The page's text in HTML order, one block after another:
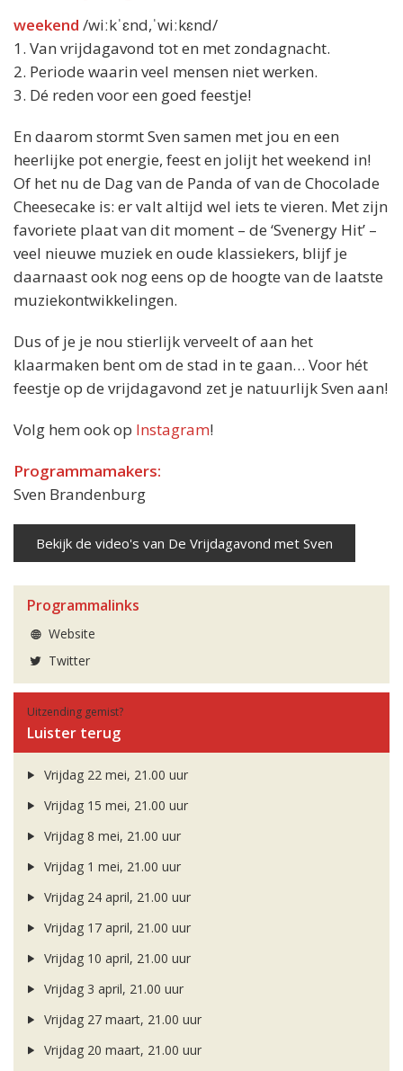
weekend /wiːkˈɛnd,ˈwiːkɛnd/
1. Van vrijdagavond tot en met zondagnacht.
2. Periode waarin veel mensen niet werken.
3. Dé reden voor een goed feestje!
En daarom stormt Sven samen met jou en een
heerlijke pot energie, feest en jolijt het weekend in!
Of het nu de Dag van de Panda of van de Chocolade
Cheesecake is: er valt altijd wel iets te vieren. Met zijn
favoriete plaat van dit moment – de ‘Svenergy Hit’ –
veel nieuwe muziek en oude klassiekers, blijf je
daarnaast ook nog eens op de hoogte van de laatste
muziekontwikkelingen.
Dus of je je nou stierlijk verveelt of aan het
klaarmaken bent om de stad in te gaan… Voor hét
feestje op de vrijdagavond zet je natuurlijk Sven aan!
Volg hem ook op Instagram!
Programmamakers:
Sven Brandenburg
Bekijk de video's van De Vrijdagavond met Sven
Programmalinks
Website
Twitter
Uitzending gemist?
Luister terug
Vrijdag 22 mei, 21.00 uur
Vrijdag 15 mei, 21.00 uur
Vrijdag 8 mei, 21.00 uur
Vrijdag 1 mei, 21.00 uur
Vrijdag 24 april, 21.00 uur
Vrijdag 17 april, 21.00 uur
Vrijdag 10 april, 21.00 uur
Vrijdag 3 april, 21.00 uur
Vrijdag 27 maart, 21.00 uur
Vrijdag 20 maart, 21.00 uur